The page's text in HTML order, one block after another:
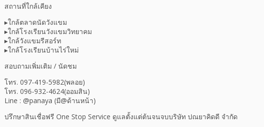
สถานที่ใกล้เคียง
▸ใกล้ตลาดนัดวังแขม
▸ใกล้โรงเรียนวังแขมวิทยาคม
▸ใกล้วังแขมรีสอร์ท
▸ใกล้โรงเรียนบ้านไร่ใหม่
สอบถามเพิ่มเติม / นัดชม
โทร. 097-419-5982(พลอย)
โทร. 096-932-4624(ออมสิน)
Line : @panaya (มี@ด้านหน้า)
ปรึกษาสินเชื่อฟรี One Stop Service ดูแลตั้งแต่ต้นจนจบบริษัท ปณยาคิดดี จำกัด